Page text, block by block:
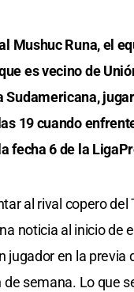
Mushuc Runa, el
es vecino de
Sudamericana,
19 cuando
fecha 6 de la
al rival copero del
noticia al inicio de
jugador en la previa
de semana. Lo que